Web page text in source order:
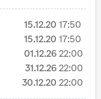
15.12.20 17:50
15.12.20 17:50
01.12.26 22:00
31.12.26 22:00
30.12.20 22:00